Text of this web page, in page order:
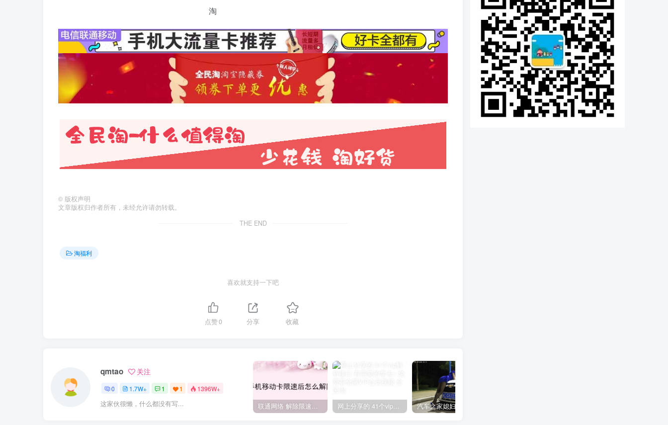
© 版权声明
文章版权归作者所有，未经允许请勿转载。
THE END
淘福利
喜欢就支持一下吧
点赞0 分享 收藏
qmtao 关注
0 1.7W+ 1 1 1396W+
这家伙很懒，什么都没有写... 联通网络 解除限速方法参考！畅享、畅玩、老白干等及其它地区自测了 网上分享的 41个vip解析接口 有需要的拿去~ 免费看全网VIP会员视频